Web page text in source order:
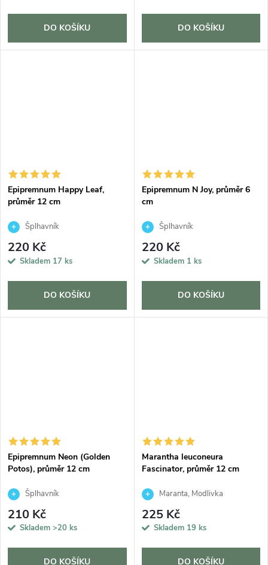
DO KOŠÍKU DO KOŠÍKU
Epipremnum Happy Leaf,
průměr 12 cm
Šplhavník
220 Kč
Skladem 17 ks
DO KOŠÍKU
Epipremnum N Joy, průměr 6
cm
Šplhavník
220 Kč
Skladem 1 ks
DO KOŠÍKU
Epipremnum Neon (Golden
Potos), průměr 12 cm
Šplhavník
210 Kč
Skladem >20 ks
DO KOŠÍKU
Marantha leuconeura
Fascinator, průměr 12 cm
Maranta, Modlivka
225 Kč
Skladem 19 ks
DO KOŠÍKU